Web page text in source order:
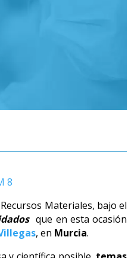
Materiales, bajo el
que en esta ocasión
, en Murcia.